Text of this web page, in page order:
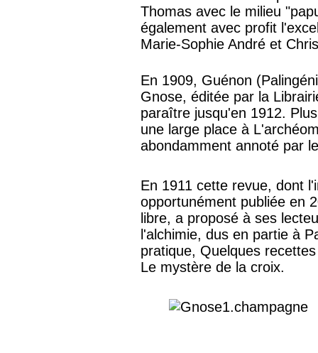
Thomas avec le milieu
également avec profit
Marie-Sophie André et
En 1909, Guénon
Gnose, éditée par la
paraître jusqu'en 1912.
une large place à
abondamment annoté par
En 1911 cette revue, dont
opportunément publiée en
libre, a proposé à ses
l'alchimie, dus en partie à
pratique, Quelques
Le mystère de la croix.